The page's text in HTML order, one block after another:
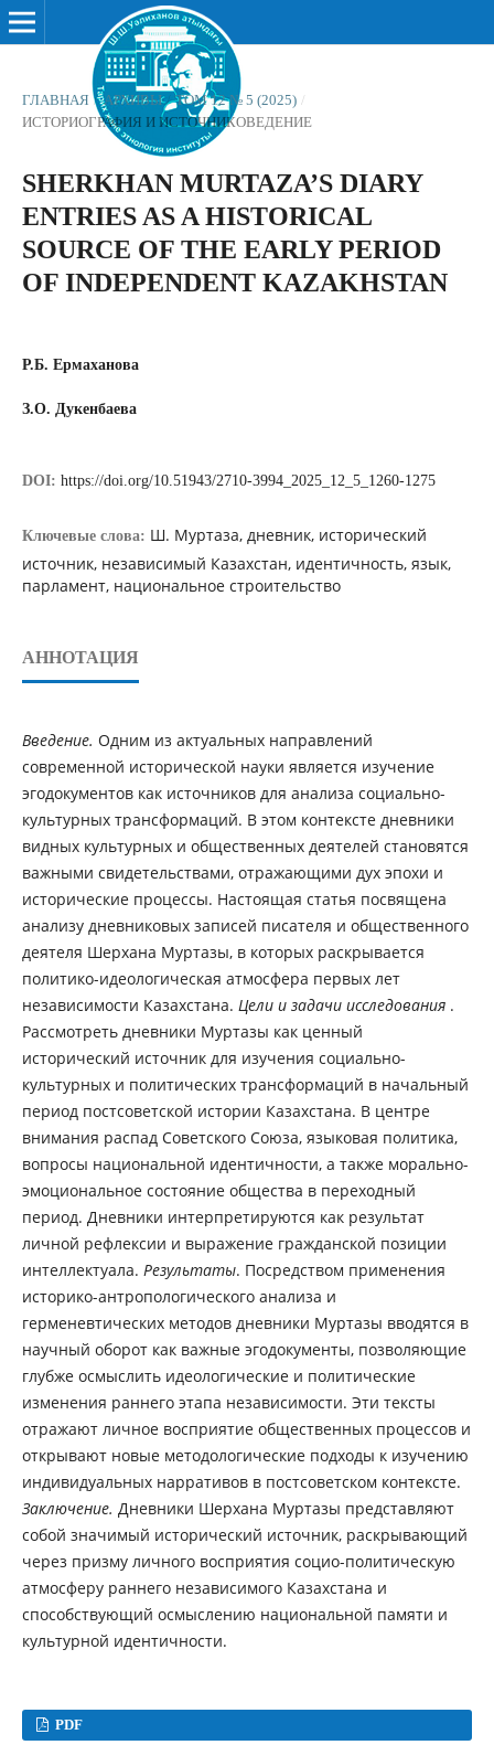
ГЛАВНАЯ / АРХИВЫ / ТОМ 12 № 5 (2025) /
ИСТОРИОГРАФИЯ И ИСТОЧНИКОВЕДЕНИЕ
SHERKHAN MURTAZA’S DIARY
ENTRIES AS A HISTORICAL
SOURCE OF THE EARLY PERIOD
OF INDEPENDENT KAZAKHSTAN
Р.Б. Ермаханова
З.О. Дукенбаева
DOI: https://doi.org/10.51943/2710-3994_2025_12_5_1260-1275
Ключевые слова: Ш. Муртаза, дневник, исторический
источник, независимый Казахстан, идентичность, язык,
парламент, национальное строительство
АННОТАЦИЯ
Введение. Одним из актуальных направлений
современной исторической науки является изучение
эгодокументов как источников для анализа социально-
культурных трансформаций. В этом контексте дневники
видных культурных и общественных деятелей становятся
важными свидетельствами, отражающими дух эпохи и
исторические процессы. Настоящая статья посвящена
анализу дневниковых записей писателя и общественного
деятеля Шерхана Муртазы, в которых раскрывается
политико-идеологическая атмосфера первых лет
независимости Казахстана. Цели и задачи исследования .
Рассмотреть дневники Муртазы как ценный
исторический источник для изучения социально-
культурных и политических трансформаций в начальный
период постсоветской истории Казахстана. В центре
внимания распад Советского Союза, языковая политика,
вопросы национальной идентичности, а также морально-
эмоциональное состояние общества в переходный
период. Дневники интерпретируются как результат
личной рефлексии и выражение гражданской позиции
интеллектуала. Результаты. Посредством применения
историко-антропологического анализа и
герменевтических методов дневники Муртазы вводятся в
научный оборот как важные эгодокументы, позволяющие
глубже осмыслить идеологические и политические
изменения раннего этапа независимости. Эти тексты
отражают личное восприятие общественных процессов и
открывают новые методологические подходы к изучению
индивидуальных нарративов в постсоветском контексте.
Заключение. Дневники Шерхана Муртазы представляют
собой значимый исторический источник, раскрывающий
через призму личного восприятия социо-политическую
атмосферу раннего независимого Казахстана и
способствующий осмыслению национальной памяти и
культурной идентичности.
PDF